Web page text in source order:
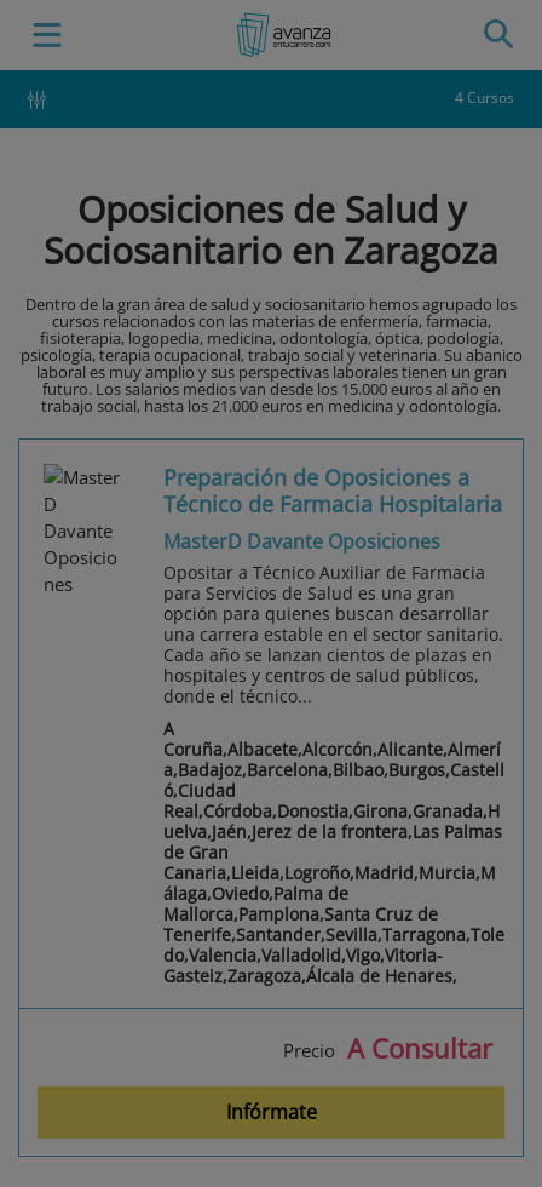
4 Cursos
Oposiciones de Salud y
Sociosanitario en Zaragoza
Dentro de la gran área de salud y sociosanitario hemos agrupado los
cursos relacionados con las materias de enfermería, farmacia,
fisioterapia, logopedia, medicina, odontología, óptica, podología,
psicología, terapia ocupacional, trabajo social y veterinaria. Su abanico
laboral es muy amplio y sus perspectivas laborales tienen un gran
futuro. Los salarios medios van desde los 15.000 euros al año en
trabajo social, hasta los 21.000 euros en medicina y odontología.
Preparación de Oposiciones a
Técnico de Farmacia Hospitalaria
MasterD Davante Oposiciones
Opositar a Técnico Auxiliar de Farmacia
para Servicios de Salud es una gran
opción para quienes buscan desarrollar
una carrera estable en el sector sanitario.
Cada año se lanzan cientos de plazas en
hospitales y centros de salud públicos,
donde el técnico...
A
Coruña,Albacete,Alcorcón,Alicante,Almerí
a,Badajoz,Barcelona,Bilbao,Burgos,Castell
ó,Ciudad
Real,Córdoba,Donostia,Girona,Granada,H
uelva,Jaén,Jerez de la frontera,Las Palmas
de Gran
Canaria,Lleida,Logroño,Madrid,Murcia,M
álaga,Oviedo,Palma de
Mallorca,Pamplona,Santa Cruz de
Tenerife,Santander,Sevilla,Tarragona,Tole
do,Valencia,Valladolid,Vigo,Vitoria-
Gasteiz,Zaragoza,Álcala de Henares,
Precio A Consultar
Infórmate